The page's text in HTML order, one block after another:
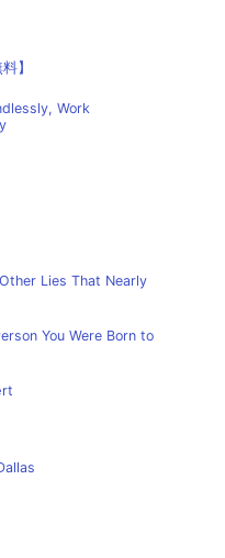
】
Work
Lies That Nearly
You Were Born to